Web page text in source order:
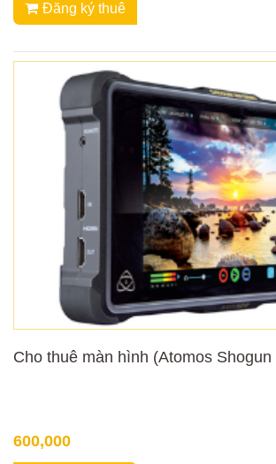
Đăng ký thuê
Cho thuê màn hình (Atomos Shogun
600,000